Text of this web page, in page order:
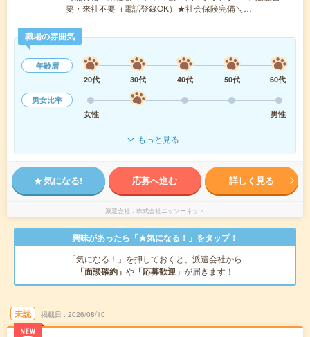
要・来社不要（電話登録OK）★社会保険完備＼…
職場の雰囲気
年齢層
20代
30代 40代 50代
60代
男女比率
女性
男性
もっと見る
気になる! 応募へ進む 詳しく見る
派遣会社 株式会社ニッソーネット
興味があったら「★気になる！」をタップ！
「気になる！」を押しておくと、派遣会社から
「面談確約」 や 「応募歓迎」 が届きます！
未読
NEW
掲載日 2026/08/10